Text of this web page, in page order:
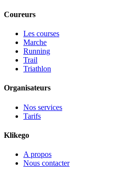
Coureurs
Les courses
Marche
Running
Trail
Triathlon
Organisateurs
Nos services
Tarifs
Klikego
A propos
Nous contacter